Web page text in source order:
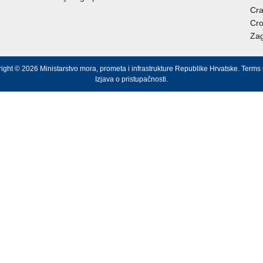
© 2026 Ministarstvo mora, prometa i infrastrukture Republike Hrvatske. Terms
Izjava o pristupačnosti.